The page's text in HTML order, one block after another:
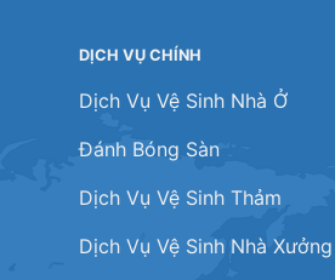
DỊCH VỤ CHÍNH
Dịch Vụ Vệ Sinh Nhà Ở
Đánh Bóng Sàn
Dịch Vụ Vệ Sinh Thảm
Dịch Vụ Vệ Sinh Nhà Xưởng